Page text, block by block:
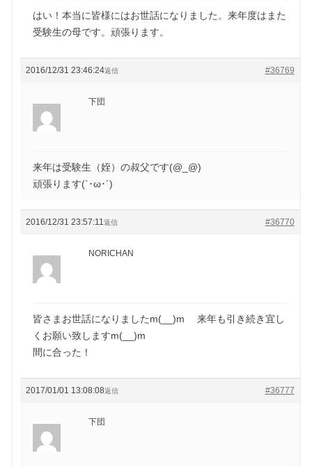
はい！本当に皆様にはお世話になりました。来年度はまた
受験生の母です。頑張ります。
2016/12/31 23:46:24 #36769
返信
下団
来年は受験生（姪）の叔父です(@_@)
頑張ります(`･ω･´)
2016/12/31 23:57:11 #36770
返信
NORICHAN
皆さまお世話になりましたm(__)m 来年も引き続き宜し
くお願い致しますm(__)m
間に合った！
2017/01/01 13:08:08 #36777
返信
下団